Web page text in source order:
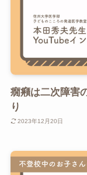
癇癪は二次障害
り
2023年12月20日